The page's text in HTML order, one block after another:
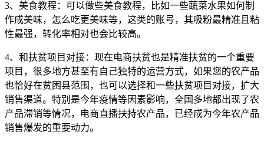
3、美食教程：可以做些美食教程，比如一些蔬菜水果如何制
作成美味，怎么吃更美味等，这类的账号，其吸粉最精准且粘
性最强，转化率相对也会比较高。
4、和扶贫项目对接：现在电商扶贫也是精准扶贫的一个重要
项目，很多地方甚至有自己独特的运营方式，如果您的农产品
也恰好在贫困县范围，也可以选择和一些扶贫项目对接，扩大
销售渠道。特别是今年疫情等因素影响，全国多地都出现了农
产品滞销等情况，电商直播扶持农产品，已经成为今年农产品
销售爆发的重要动力。